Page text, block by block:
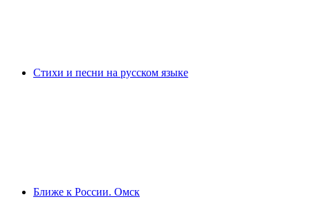
Стихи и песни на русском языке
Ближе к России. Омск